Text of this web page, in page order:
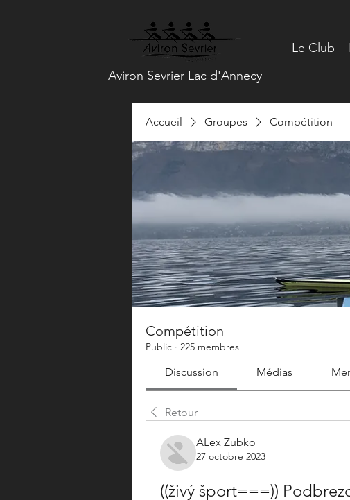
Le Club
Aviron Sevrier Lac d'Annecy
Accueil Groupes Compétition
Compétition
Public · 225 membres
Discussion Médias
Retour
ALex Zubko
27 octobre 2023
((živý šport===))